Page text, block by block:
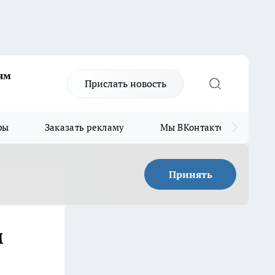
Прислать новость
Заказать рекламу Мы ВКонтакте
Принять